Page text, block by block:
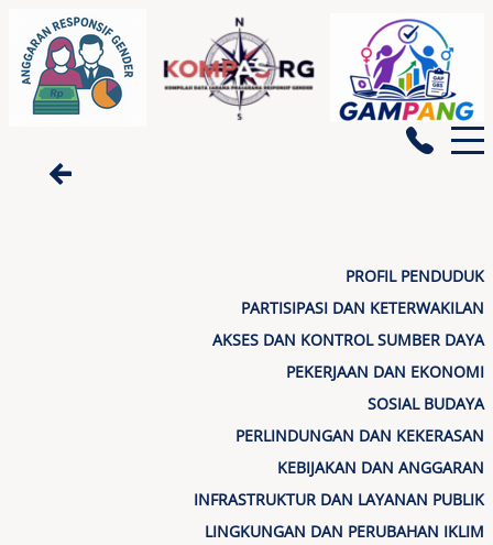
GENDATA
PEMBERDAYAAN PEREMPUAN
PROFIL PENDUDUK
PARTISIPASI DAN KETERWAKILAN
AKSES DAN KONTROL SUMBER DAYA
PEKERJAAN DAN EKONOMI
SOSIAL BUDAYA
PERLINDUNGAN DAN KEKERASAN
KEBIJAKAN DAN ANGGARAN
INFRASTRUKTUR DAN LAYANAN PUBLIK
LINGKUNGAN DAN PERUBAHAN IKLIM